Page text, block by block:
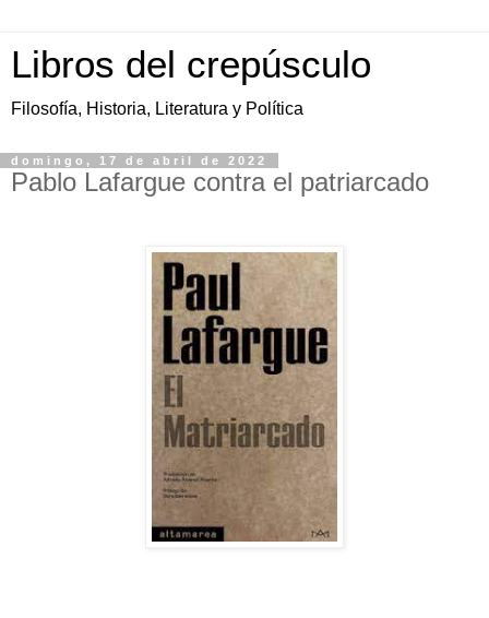
Libros del crepúsculo
Filosofía, Historia, Literatura y Política
domingo, 17 de abril de 2022
Pablo Lafargue contra el patriarcado